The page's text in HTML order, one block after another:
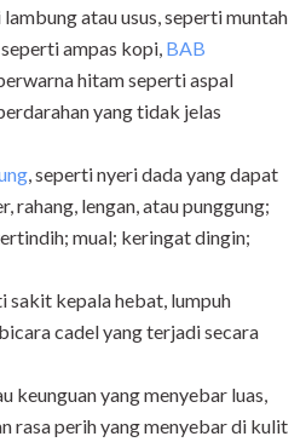
atau usus, seperti muntah
ampas kopi, BAB
hitam seperti aspal
yang tidak jelas
, seperti nyeri dada yang dapat
rahang, lengan, atau punggung;
mual; keringat dingin;
sakit kepala hebat, lumpuh
cadel yang terjadi secara
keunguan yang menyebar luas,
rasa perih yang menyebar di kulit